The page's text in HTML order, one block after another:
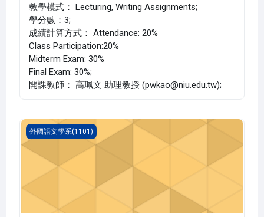
教學模式： Lecturing, Writing Assignments;
學分數：3;
成績計算方式： Attendance: 20%
Class Participation:20%
Midterm Exam: 30%
Final Exam: 30%;
開課教師： 高珮文 助理教授 (pwkao@niu.edu.tw);
英文寫作 三(1101_B1FL120001B)
外國語文學系(1101)